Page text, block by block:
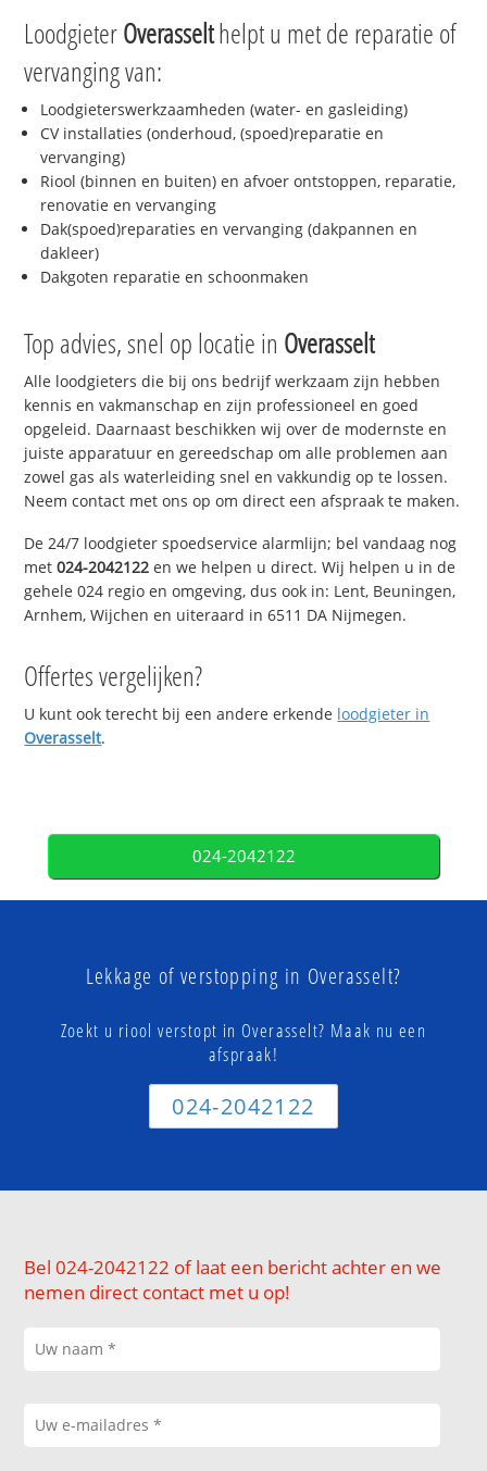
LoodgieterOverasselthelpt u met de reparatie of
vervanging van:
Loodgieterswerkzaamheden (water- en gasleiding)
CV installaties (onderhoud, (spoed)reparatie en
vervanging)
Riool (binnen en buiten) en afvoer ontstoppen, reparatie,
renovatie en vervanging
Dak(spoed)reparaties en vervanging (dakpannen en
dakleer)
Dakgoten reparatie en schoonmaken
Top advies, snel op locatie in Overasselt
Alle loodgieters die bij ons bedrijf werkzaam zijn hebben
kennis en vakmanschap en zijn professioneel en goed
opgeleid. Daarnaast beschikken wij over de modernste en
juiste apparatuur en gereedschap om alle problemen aan
zowel gas als waterleiding snel en vakkundig op te lossen.
Neem contact met ons op om direct een afspraak te maken.
De 24/7 loodgieter spoedservice alarmlijn; bel vandaag nog
met024-2042122 en we helpen u direct. Wij helpen u in de
gehele 024 regio en omgeving, dus ook in: Lent, Beuningen,
Arnhem, Wijchen en uiteraard in 6511 DA Nijmegen.
Offertes vergelijken?
U kunt ook terecht bij een andere erkende loodgieter in
Overasselt.
024-2042122
Lekkage of verstopping in Overasselt?
Zoekt u riool verstopt in Overasselt? Maak nu een
afspraak!
024-2042122
Bel 024-2042122 of laat een bericht achter en we
nemen direct contact met u op!